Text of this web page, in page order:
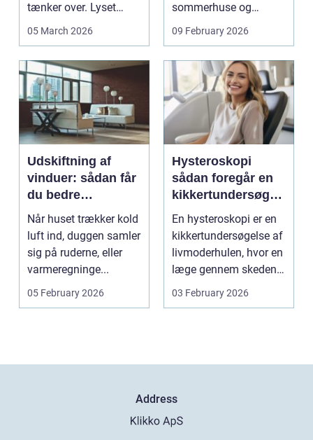
tænker over. Lyset
falder anderledes ind,
05 March 2026
sommerhuse og
mindre erhverv i
Odsherred. Mang...
09 February 2026
Udskiftning af
vinduer: sådan får
du bedre
indeklima og
lavere
varmeregning
Når huset trækker kold
luft ind, duggen samler
sig på ruderne, eller
varmeregninge...
05 February 2026
Hysteroskopi
sådan foregår en
kikkertundersøgel
se af livmoderen
En hysteroskopi er en
kikkertundersøgelse af
livmoderhulen, hvor en
læge gennem skeden
og livmoderha...
03 February 2026
Address